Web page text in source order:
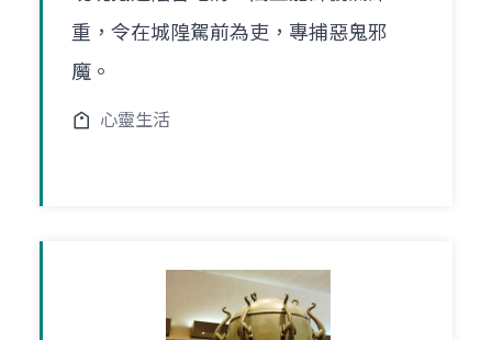
重，令在城隍駕前為吏，專捕惡鬼邪
魔。
心靈生活